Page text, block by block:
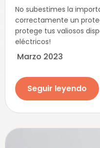
No subestimes la
correctamente un
protege tus valiosos
eléctricos!
Marzo 2023
Seguir leyendo